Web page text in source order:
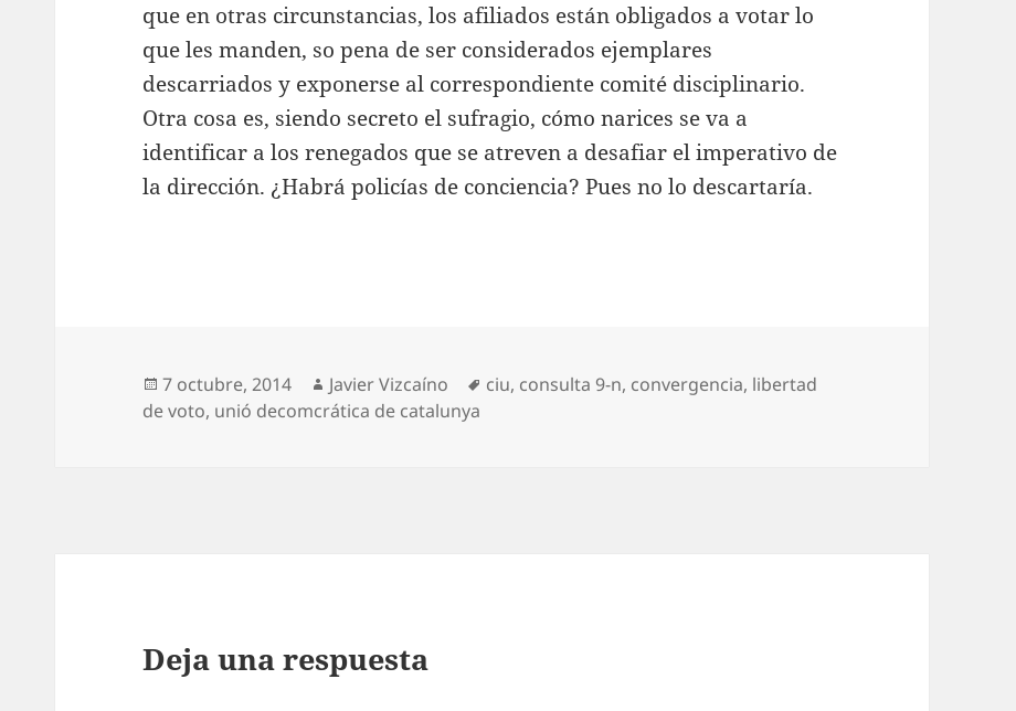
que en otras circunstancias, los afiliados están obligados a votar lo
que les manden, so pena de ser considerados ejemplares
descarriados y exponerse al correspondiente comité disciplinario.
Otra cosa es, siendo secreto el sufragio, cómo narices se va a
identificar a los renegados que se atreven a desafiar el imperativo de
la dirección. ¿Habrá policías de conciencia? Pues no lo descartaría.
Publicado
el
7 octubre, 2014 Autor
Javier Vizcaíno Etiquetas
ciu, consulta 9-n, convergencia, libertad
de voto, unió decomcrática de catalunya
Deja una respuesta